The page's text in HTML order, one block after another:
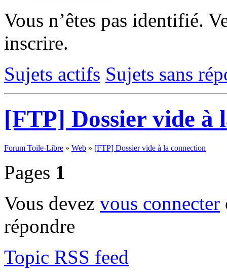
Vous n’êtes pas identifié.
inscrire.
Sujets actifs Sujets sans
[FTP] Dossier vide à
Forum Toile-Libre » Web » [FTP] Dossier vide à la connection
Pages 1
Vous devez vous connecter
répondre
Topic RSS feed